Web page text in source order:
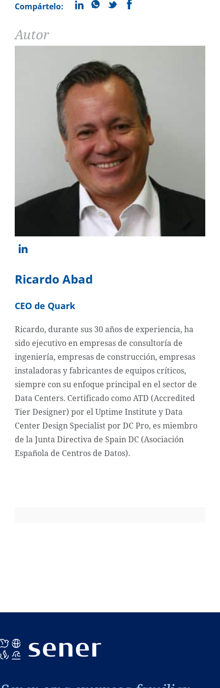
Compártelo:
Autor
Ricardo Abad
CEO de Quark
Ricardo, durante sus 30 años de experiencia, ha
sido ejecutivo en empresas de consultoría de
ingeniería, empresas de construcción, empresas
instaladoras y fabricantes de equipos críticos,
siempre con su enfoque principal en el sector de
Data Centers. Certificado como ATD (Accredited
Tier Designer) por el Uptime Institute y Data
Center Design Specialist por DC Pro, es miembro
de la Junta Directiva de Spain DC (Asociación
Española de Centros de Datos).